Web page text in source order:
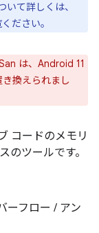
て詳しくは、
ださい。
は、Android 11
き換えられまし
コードのメモリ
のツールです。
ーフロー / アン